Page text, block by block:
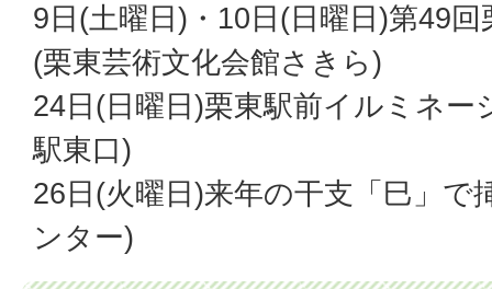
9日(土曜日)・10日(日曜日)第49
(栗東芸術文化会館さきら)
24日(日曜日)栗東駅前イルミネー
駅東口)
26日(火曜日)来年の干支「巳」で
ンター)